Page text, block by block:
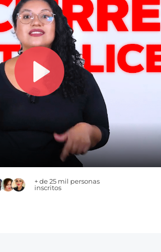
+ de 25 mil personas
inscritos